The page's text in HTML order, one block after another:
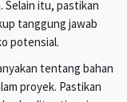
Selain itu, pastikan
tanggung jawab
potensial.
tentang bahan
proyek. Pastikan